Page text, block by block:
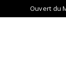
Ouvert du